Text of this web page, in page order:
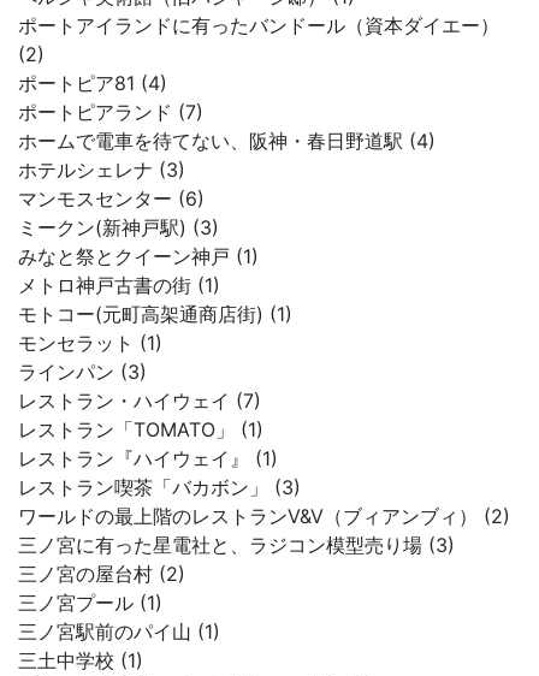
ポートアイランドに有ったバンドール（資本ダイエー）
(2)
ポートピア81 (4)
ポートピアランド (7)
ホームで電車を待てない、阪神・春日野道駅 (4)
ホテルシェレナ (3)
マンモスセンター (6)
ミークン(新神戸駅) (3)
みなと祭とクイーン神戸 (1)
メトロ神戸古書の街 (1)
モトコー(元町高架通商店街) (1)
モンセラット (1)
ラインパン (3)
レストラン・ハイウェイ (7)
レストラン「TOMATO」 (1)
レストラン『ハイウェイ』 (1)
レストラン喫茶「バカボン」 (3)
ワールドの最上階のレストランV&V（ブィアンブィ） (2)
三ノ宮に有った星電社と、ラジコン模型売り場 (3)
三ノ宮の屋台村 (2)
三ノ宮プール (1)
三ノ宮駅前のパイ山 (1)
三土中学校 (1)